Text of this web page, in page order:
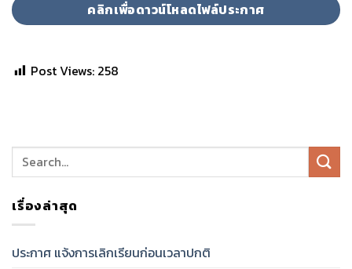
คลิกเพื่อดาวน์โหลดไฟล์ประกาศ
Post Views: 258
เรื่องล่าสุด
ประกาศ แจ้งการเลิกเรียนก่อนเวลาปกติ